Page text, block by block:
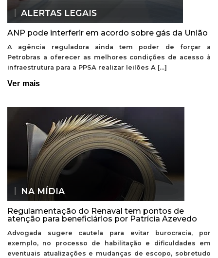
ALERTAS LEGAIS
ANP pode interferir em acordo sobre gás da União
A agência reguladora ainda tem poder de forçar a
Petrobras a oferecer as melhores condições de acesso à
infraestrutura para a PPSA realizar leilões A […]
Ver mais
NA MÍDIA
Regulamentação do Renaval tem pontos de
atenção para beneficiários por Patrícia Azevedo
Advogada sugere cautela para evitar burocracia, por
exemplo, no processo de habilitação e dificuldades em
eventuais atualizações e mudanças de escopo, sobretudo